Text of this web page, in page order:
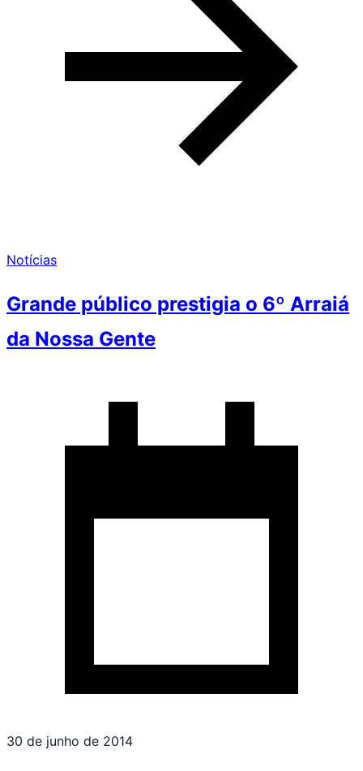
Notícias
Grande público prestigia o 6º Arraiá
da Nossa Gente
30 de junho de 2014